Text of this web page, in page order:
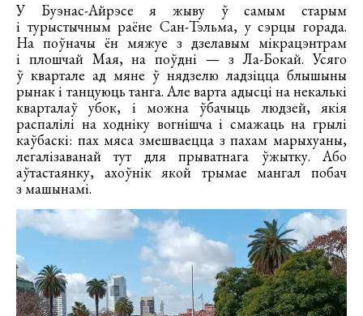
У Буэнас-Айрэсе я жыву ў самым старым
і турыстычным раёне Сан-Тэльма, у сэрцы горада.
На поўначы ён мяжуе з дзелавым мікрацэнтрам
і плошчай Мая, на поўдні — з Ла-Бокай. Усяго
ў квартале ад мяне ў нядзелю ладзіцца блышыны
рынак і танцуюць танга. Але варта адысці на некалькі
кварталаў убок, і можна ўбачыць людзей, якія
распалілі на ходніку вогнішча і смажаць на грылі
каўбаскі: пах мяса змешваецца з пахам марыхуаны,
легалізаванай тут для прыватнага ўжытку. Або
аўтастаянку, ахоўнік якой трымае мангал побач
з машынамі.